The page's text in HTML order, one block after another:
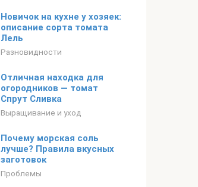
Новичок на кухне у хозяек:
описание сорта томата
Лель
Разновидности
Отличная находка для
огородников — томат
Спрут Сливка
Выращивание и уход
Почему морская соль
лучше? Правила вкусных
заготовок
Проблемы